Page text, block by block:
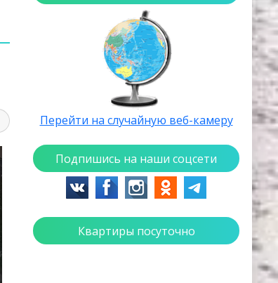
Перейти на случайную веб-камеру
Подпишись на наши соцсети
Квартиры посуточно